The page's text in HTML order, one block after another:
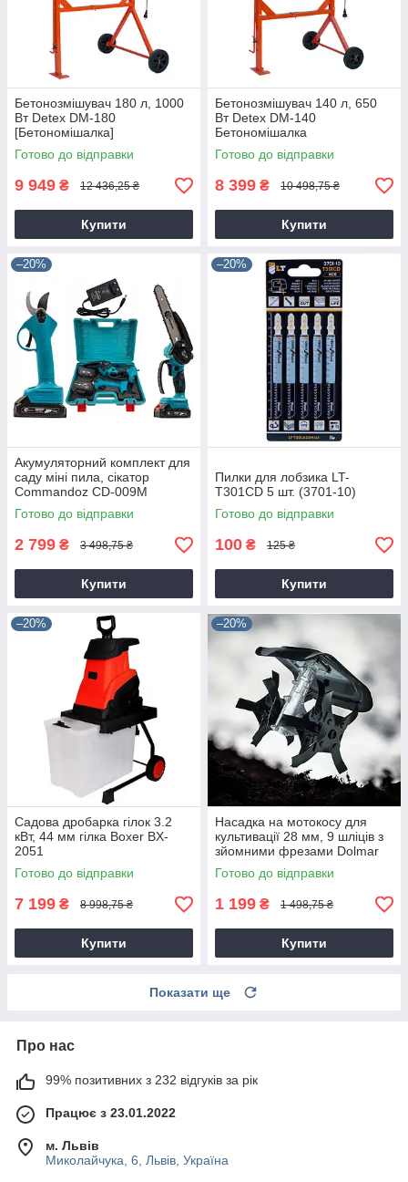
Бетонозмішувач 180 л, 1000
Вт Detex DM-180
[Бетономішалка]
Готово до відправки
9 949 ₴ 12 436,25 ₴
Купити
Бетонозмішувач 140 л, 650
Вт Detex DM-140
Бетономішалка
Готово до відправки
8 399 ₴ 10 498,75 ₴
Купити
–20%
Акумуляторний комплект для
саду міні пила, сікатор
Commandoz CD-009M
Готово до відправки
2 799 ₴ 3 498,75 ₴
Купити
–20%
Пилки для лобзика LT-
T301CD 5 шт. (3701-10)
Готово до відправки
100 ₴ 125 ₴
Купити
–20%
Садова дробарка гілок 3.2
кВт, 44 мм гілка Boxer BX-
2051
Готово до відправки
7 199 ₴ 8 998,75 ₴
Купити
–20%
Насадка на мотокосу для
культивації 28 мм, 9 шліців з
зйомними фрезами Dolmar
9T28
Готово до відправки
1 199 ₴ 1 498,75 ₴
Купити
Показати ще
Про нас
99% позитивних з 232 відгуків за рік
Працює з 23.01.2022
м. Львів
Миколайчука, 6, Львів, Україна